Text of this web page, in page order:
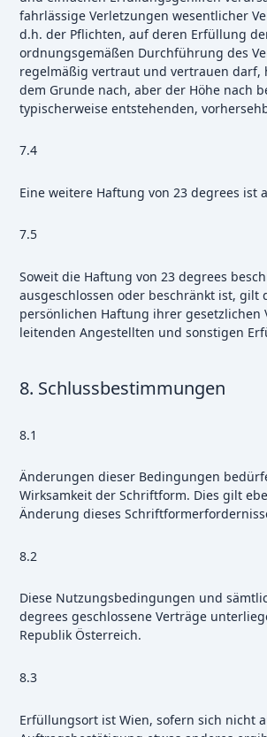
fahrlässige Verletzungen wesentlicher
d.h. der Pflichten, auf deren Erfüllung
ordnungsgemäßen Durchführung des
regelmäßig vertraut und vertrauen darf,
dem Grunde nach, aber der Höhe nach
typischerweise entstehenden,
7.4
Eine weitere Haftung von 23 degrees ist
7.5
Soweit die Haftung von 23 degrees
ausgeschlossen oder beschränkt ist, gilt
persönlichen Haftung ihrer gesetzlichen
leitenden Angestellten und sonstigen
8. Schlussbestimmungen
8.1
Änderungen dieser Bedingungen
Wirksamkeit der Schriftform. Dies gilt
Änderung dieses
8.2
Diese Nutzungsbedingungen und
degrees geschlossene Verträge
Republik Österreich.
8.3
Erfüllungsort ist Wien, sofern sich nicht